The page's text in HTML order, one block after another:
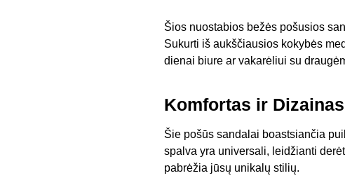
Šios nuostabios bežės pošusios
Sukurti iš aukščiausios kokybės
dienai biure ar vakarėliui su
Komfortas ir Dizainas
Šie pošūs sandalai boastsiančia
spalva yra universali, leidžianti
pabrėžia jūsų unikalų stilių.